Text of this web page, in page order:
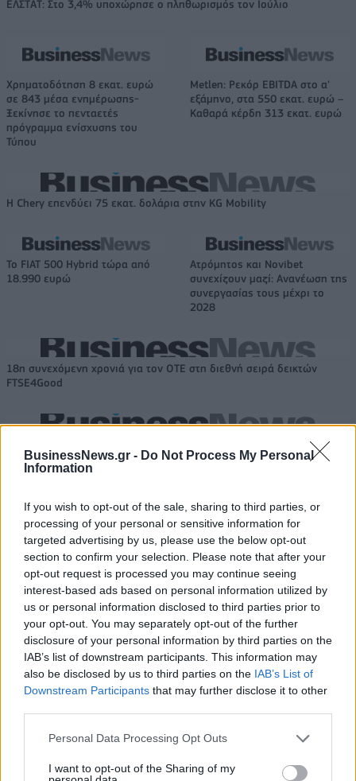
BusinessNews.gr - Do Not Process My Personal
Information
If you wish to opt-out of the sale, sharing to third parties, or
processing of your personal or sensitive information for
targeted advertising by us, please use the below opt-out
section to confirm your selection. Please note that after your
opt-out request is processed you may continue seeing
interest-based ads based on personal information utilized by
us or personal information disclosed to third parties prior to
your opt-out. You may separately opt-out of the further
disclosure of your personal information by third parties on the
IAB’s list of downstream participants. This information may
also be disclosed by us to third parties on the IAB’s List of
Downstream Participants that may further disclose it to other
Personal Data Processing Opt Outs
I want to opt-out of the Sharing of my
ΕΛΣΤΑΤ: Στο 3,4% υποχώρησε ο πληθωρισμός τον Ιούλιο
Χρηματοδότηση 8 εκατ. ευρώ
σε 843 μέσα ενημέρωσης-
Ξεκίνησε το πενταετές
πρόγραμμα ενίσχυσης του
Τύπου
Metlen: Ρεκόρ EBITDA στο α'
εξάμηνο, στα 550 εκατ. ευρώ –
Καθαρά κέρδη 313 εκατ. ευρώ
Η Chery επενδύει 75 εκατ. δολάρια στην KG Mobility
Το FIAT 500 Hybrid τώρα από
18.990 ευρώ
Ατρόμητος και Novibet
συνεχίζουν μαζί: Ανανέωση της
συνεργασίας τους μέχρι το
2028
18η συνεχόμενη χρονιά για τον ΟΤΕ στη διεθνή σειρά δεικτών
FTSE4Good
Alpha Bank: Για πρώτη φορά το Αρχαίο Θέατρο Επιδαύρου άνοιξε τις
πύλες του σε όλους
ΠΕΡΙΣΣΌΤΕΡΑ ΣΕ ΑΥΤΉ ΤΗΝ ΚΑΤΗΓΟΡΊΑ
Πώς η Mercedes-Benz
Vans επανεφευρίσκει για
ακόμη μία φορά το
30/10/2025 - 11:05
Στρατηγική συνεργασία
Star Automotive Ελλάς και
ΣΑΕΚ ΟΜΗΡΟΣ